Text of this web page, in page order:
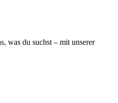
was du suchst – mit unserer